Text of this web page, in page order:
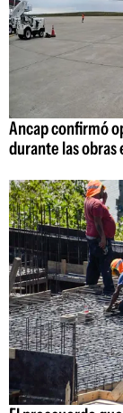
Ancap confirmó
durante las obras